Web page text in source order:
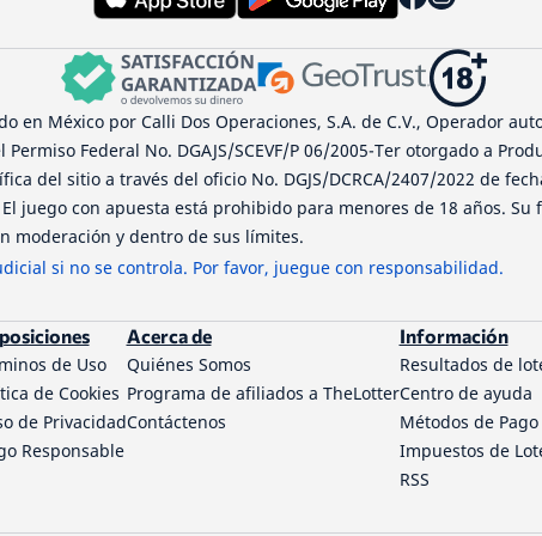
en México por Calli Dos Operaciones, S.A. de C.V., Operador
Permiso Federal No. DGAJS/SCEVF/P 06/2005-Ter otorgado a
del sitio a través del oficio No. DGJS/DCRCA/2407/2022 de
El juego con apuesta está prohibido para menores de 18 años. Su
moderación y dentro de sus límites.
si no se controla. Por favor, juegue con responsabilidad.
de Uso
de Cookies
de Privacidad
Responsable
Acerca de
Quiénes Somos
Programa de afiliados a TheLotter
Contáctenos
Información
Resultados de
Centro de ayuda
Métodos de Pago
Impuestos de
RSS